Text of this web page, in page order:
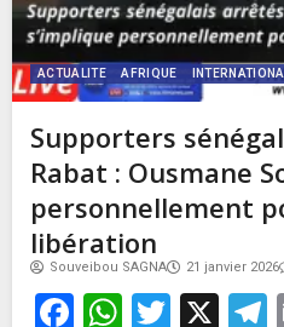
ACTUALITE AFRIQUE
Supporters
Rabat : Ousmane
personnellement
libération
Souveibou SAGNA 21 janvier 2026
Facebook
X